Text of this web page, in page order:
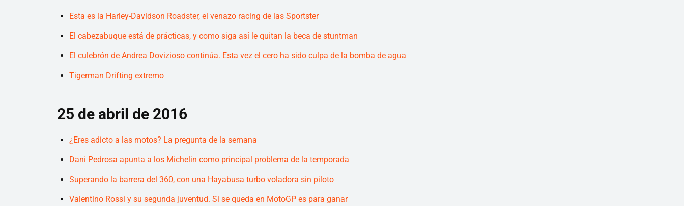
Esta es la Harley-Davidson Roadster, el venazo racing de las Sportster
El cabezabuque está de prácticas, y como siga así le quitan la beca de stuntman
El culebrón de Andrea Dovizioso continúa. Esta vez el cero ha sido culpa de la bomba de agua
Tigerman Drifting extremo
25 de abril de 2016
¿Eres adicto a las motos? La pregunta de la semana
Dani Pedrosa apunta a los Michelin como principal problema de la temporada
Superando la barrera del 360, con una Hayabusa turbo voladora sin piloto
Valentino Rossi y su segunda juventud. Si se queda en MotoGP es para ganar